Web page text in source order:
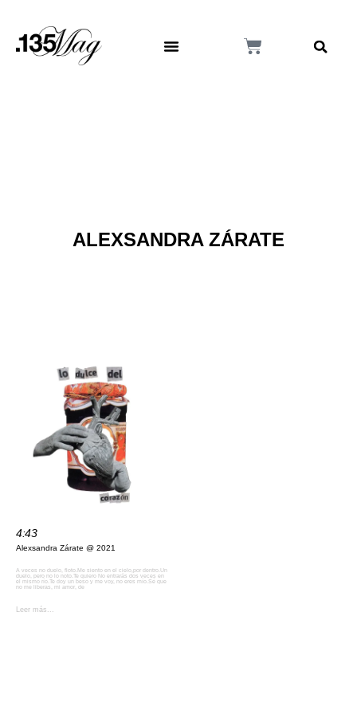
ALEXSANDRA ZÁRATE
4:43
Alexsandra Zárate 2021
A veces no duelo, floto.Me siento en el cielo,por dentro.Un
duelo, pero no lo noto.Te quiero No entrarás dos veces en
el mismo río.Te doy un beso y me voy, no eres mío.Sé que
no me liberas, mi amor, de
Leer más...